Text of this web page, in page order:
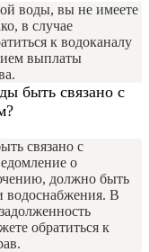
воды, вы не имеете
в случае
к водоканалу
выплаты
быть связано с
связано с
о
должно быть
водоснабжения. В
обратиться к